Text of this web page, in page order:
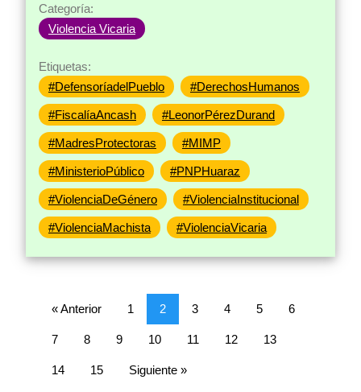
Categoría:
Violencia Vicaria
Etiquetas:
#DefensoríadelPueblo
#DerechosHumanos
#FiscalíaAncash #LeonorPérezDurand
#MadresProtectoras #MIMP
#MinisterioPúblico #PNPHuaraz
#ViolenciaDeGénero #ViolenciaInstitucional
#ViolenciaMachista #ViolenciaVicaria
« Anterior 1 2 3 4 5 6
7 8 9 10 11 12 13
14 15 Siguiente »